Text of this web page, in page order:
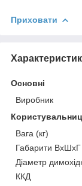
Приховати
Основні
Виробник
Вага (кг)
Габарити ВхШхГ
Діаметр
ККД